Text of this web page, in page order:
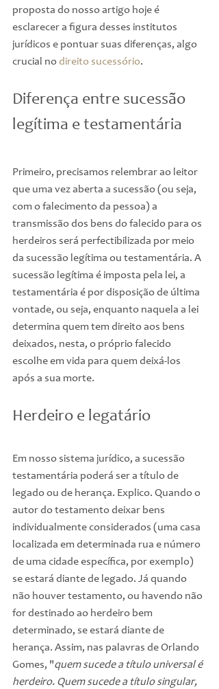
proposta do nosso artigo hoje é
esclarecer a figura desses institutos
jurídicos e pontuar suas diferenças, algo
crucial no direito sucessório.
Diferença entre sucessão
legítima e testamentária
Primeiro, precisamos relembrar ao leitor
que uma vez aberta a sucessão (ou seja,
com o falecimento da pessoa) a
transmissão dos bens do falecido para os
herdeiros será perfectibilizada por meio
da sucessão legítima ou testamentária. A
sucessão legítima é imposta pela lei, a
testamentária é por disposição de última
vontade, ou seja, enquanto naquela a lei
determina quem tem direito aos bens
deixados, nesta, o próprio falecido
escolhe em vida para quem deixá-los
após a sua morte.
Herdeiro e legatário
Em nosso sistema jurídico, a sucessão
testamentária poderá ser a título de
legado ou de herança. Explico. Quando o
autor do testamento deixar bens
individualmente considerados (uma casa
localizada em determinada rua e número
de uma cidade específica, por exemplo)
se estará diante de legado. Já quando
não houver testamento, ou havendo não
for destinado ao herdeiro bem
determinado, se estará diante de
herança. Assim, nas palavras de Orlando
Gomes, "quem sucede a título universal é
herdeiro. Quem sucede a título singular,